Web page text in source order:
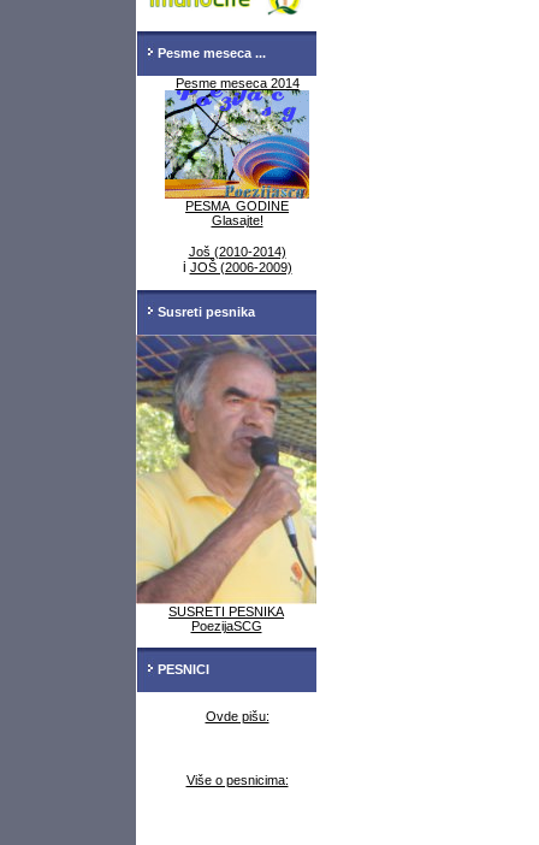
Pesme meseca ...
Pesme meseca 2014
PESMA GODINE
Glasajte!
Još (2010-2014)
i JOŠ (2006-2009)
Susreti pesnika
SUSRETI PESNIKA
PoezijaSCG
PESNICI
Ovde pišu:
Više o pesnicima: